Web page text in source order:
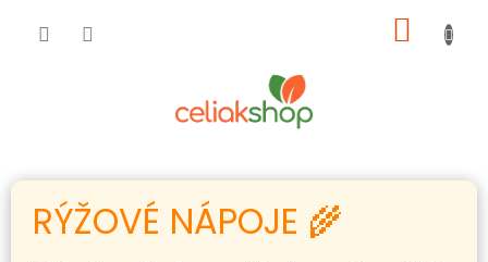
KOŠÍK
RÝŽOVÉ NÁPOJE 🌾